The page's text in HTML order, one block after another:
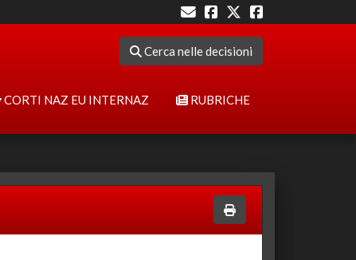
Cerca nelle decisioni
CORTI NAZ EU INTERNAZ RUBRICHE